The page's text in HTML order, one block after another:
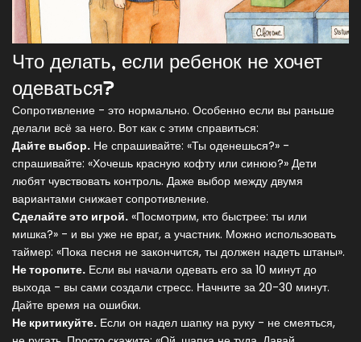
Что делать, если ребенок не хочет
одеваться?
Сопротивление - это нормально. Особенно если вы раньше
делали всё за него. Вот как с этим справиться:
Дайте выбор. Не спрашивайте: «Ты оденешься?» -
спрашивайте: «Хочешь красную кофту или синюю?» Дети
любят чувствовать контроль. Даже выбор между двумя
вариантами снижает сопротивление.
Сделайте это игрой. «Посмотрим, кто быстрее: ты или
мишка?» - и вы уже не враг, а участник. Можно использовать
таймер: «Пока песня не закончится, ты должен надеть штаны».
Не торопите. Если вы начали одевать его за 10 минут до
выхода - вы сами создали стресс. Начните за 20-30 минут.
Дайте время на ошибки.
Не критикуйте. Если он надел шапку на руку - не смеяться,